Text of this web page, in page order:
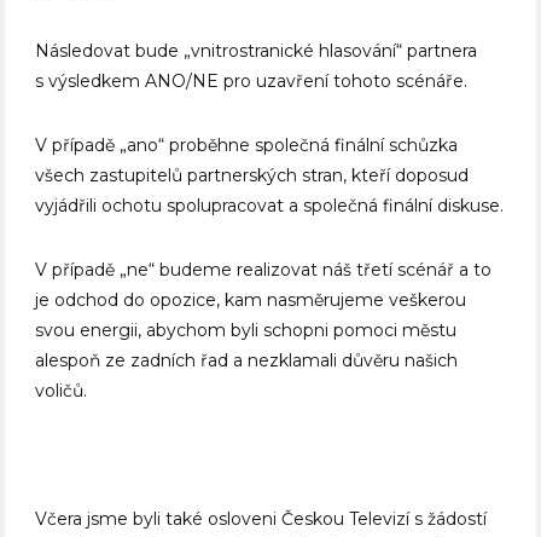
Následovat bude „vnitrostranické hlasování“ partnera
s výsledkem ANO/NE pro uzavření tohoto scénáře.
V případě „ano“ proběhne společná finální schůzka
všech zastupitelů partnerských stran, kteří doposud
vyjádřili ochotu spolupracovat a společná finální diskuse.
V případě „ne“ budeme realizovat náš třetí scénář a to
je odchod do opozice, kam nasměrujeme veškerou
svou energii, abychom byli schopni pomoci městu
alespoň ze zadních řad a nezklamali důvěru našich
voličů.
Včera jsme byli také osloveni Českou Televizí s žádostí